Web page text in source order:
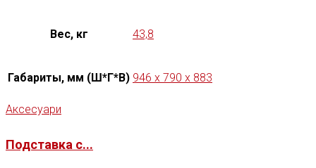
Вес, кг 43,8
Габариты, мм (Ш*Г*В) 946 x 790 x 883
Аксесуари
Подставка с...